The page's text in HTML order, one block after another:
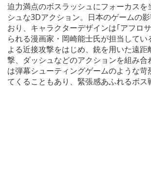
迫力満点のボスラッシュにフォーカスを
シュな3Dアクション。日本のゲームの
おり、キャラクターデザインは｢アフロ
られる漫画家・岡崎能士氏が担当してい
よる近接攻撃をはじめ、銃を用いた遠距
撃、ダッシュなどのアクションを組み合
は弾幕シューティングゲームのような苛
てくることもあり、緊張感あふれるボス